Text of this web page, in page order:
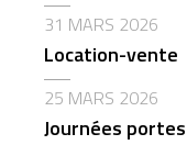
31 MARS 2026
Location-vente
25 MARS 2026
Journées